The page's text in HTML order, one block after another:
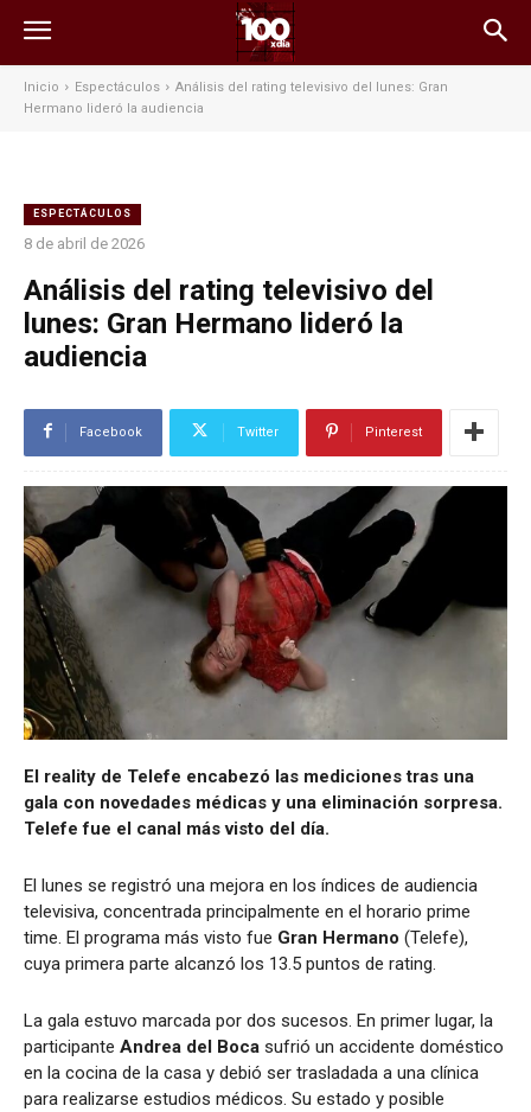
Inicio Espectáculos
Análisis del rating televisivo del lunes: Gran
Hermano lideró la audiencia
ESPECTÁCULOS
8 de abril de 2026
Análisis del rating televisivo del
lunes: Gran Hermano lideró la
audiencia
Facebook Twitter Pinterest
El reality de Telefe encabezó las mediciones tras una
gala con novedades médicas y una eliminación sorpresa.
Telefe fue el canal más visto del día.
El lunes se registró una mejora en los índices de audiencia
televisiva, concentrada principalmente en el horario prime
time. El programa más visto fue Gran Hermano (Telefe),
cuya primera parte alcanzó los 13.5 puntos de rating.
La gala estuvo marcada por dos sucesos. En primer lugar, la
participante Andrea del Boca sufrió un accidente doméstico
en la cocina de la casa y debió ser trasladada a una clínica
para realizarse estudios médicos. Su estado y posible